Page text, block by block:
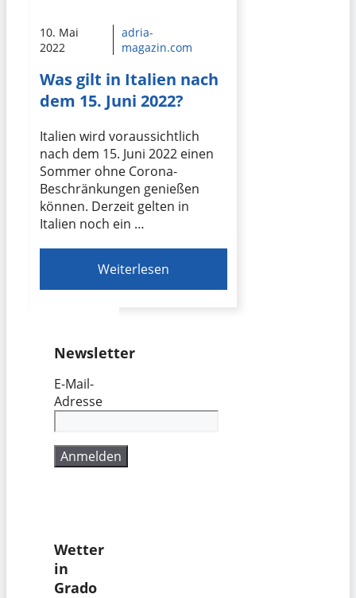
10. Mai
2022
adria-
magazin.com
Was gilt in Italien nach
dem 15. Juni 2022?
Italien wird voraussichtlich
nach dem 15. Juni 2022 einen
Sommer ohne Corona-
Beschränkungen genießen
können. Derzeit gelten in
Italien noch ein …
Weiterlesen
Newsletter
E-Mail-
Adresse
Wetter
in
Grado